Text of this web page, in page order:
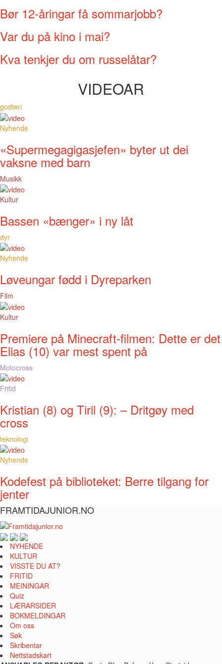
Bør 12-åringar få sommarjobb?
Var du på kino i mai?
Kva tenkjer du om russelåtar?
VIDEOAR
godteri
Nyhende
«Supermegagigasjefen» byter ut dei
vaksne med barn
Musikk
Kultur
Bassen «bænger» i ny låt
dyr
Nyhende
Løveungar fødd i Dyreparken
Film
Kultur
Premiere på Minecraft-filmen: Dette er det
Elias (10) var mest spent på
Motocross
Fritid
Kristian (8) og Tiril (9): – Dritgøy med
cross
teknologi
Nyhende
Kodefest på biblioteket: Berre tilgang for
jenter
FRAMTIDAJUNIOR.NO
NYHENDE
KULTUR
VISSTE DU AT?
FRITID
MEININGAR
Quiz
LÆRARSIDER
BOKMELDINGAR
Om oss
Søk
Skribentar
Nettstadskart